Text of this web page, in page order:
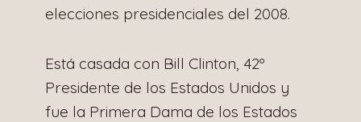
elecciones presidenciales del 2008.
Está casada con Bill Clinton, 42º
Presidente de los Estados Unidos y
fue la Primera Dama de los Estados